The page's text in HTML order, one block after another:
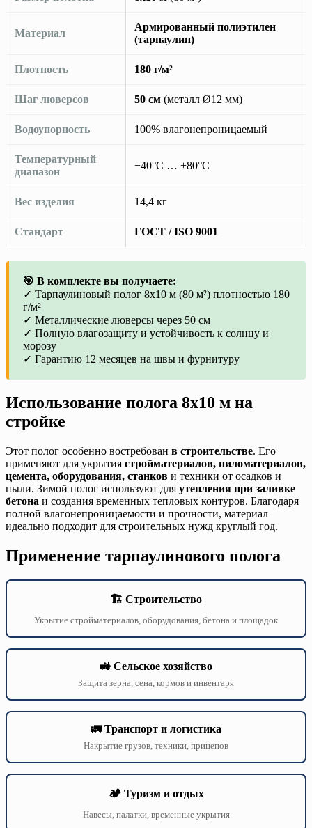
Материал
Армированный полиэтилен
(тарпаулин)
Плотность 180 г/м²
Шаг люверсов 50 см (металл Ø12 мм)
Водоупорность 100% влагонепроницаемый
Температурный
диапазон
−40°C … +80°C
Вес изделия 14,4 кг
Стандарт ГОСТ / ISO 9001
🎯 В комплекте вы получаете:
✓ Тарпаулиновый полог 8х10 м (80 м²) плотностью 180
г/м²
✓ Металлические люверсы через 50 см
✓ Полную влагозащиту и устойчивость к солнцу и
морозу
✓ Гарантию 12 месяцев на швы и фурнитуру
Использование полога 8х10 м на
стройке
Этот полог особенно востребован в строительстве. Его
применяют для укрытия стройматериалов, пиломатериалов,
цемента, оборудования, станков и техники от осадков и
пыли. Зимой полог используют для утепления при заливке
бетона и создания временных тепловых контуров. Благодаря
полной влагонепроницаемости и прочности, материал
идеально подходит для строительных нужд круглый год.
Применение тарпаулинового полога
🏗️ Строительство
Укрытие стройматериалов, оборудования, бетона и площадок
🚜 Сельское хозяйство
Защита зерна, сена, кормов и инвентаря
🚛 Транспорт и логистика
Накрытие грузов, техники, прицепов
🏕️ Туризм и отдых
Навесы, палатки, временные укрытия